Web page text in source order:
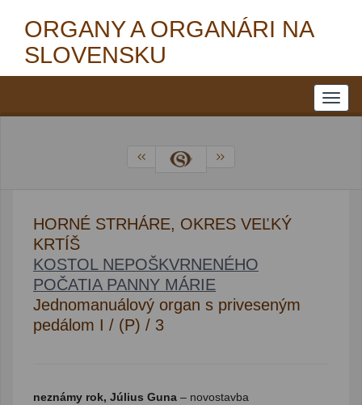
ORGANY A ORGANÁRI NA
SLOVENSKU
HORNÉ STRHÁRE, OKRES VEĽKÝ
KRTÍŠ
KOSTOL NEPOŠKVRNENÉHO
POČATIA PANNY MÁRIE
Jednomanuálový organ s priveseným
pedálom I / (P) / 3
neznámy rok, Július Guna – novostavba